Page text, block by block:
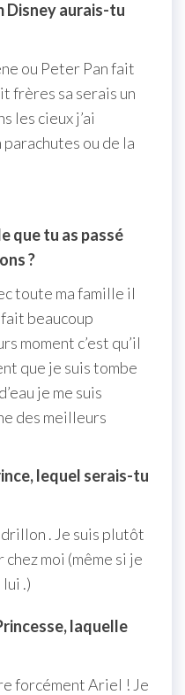
Disney aurais-tu
ou Peter Pan fait
frères sa serais un
les cieux j’ai
ou de la
que tu as passé
?
toute ma famille il
beaucoup
moment c’est qu’il
que je suis tombe
je me suis
des meilleurs
lequel serais-tu
. Je suis plutôt
moi (même si je
lui .)
laquelle
forcément Ariel ! Je